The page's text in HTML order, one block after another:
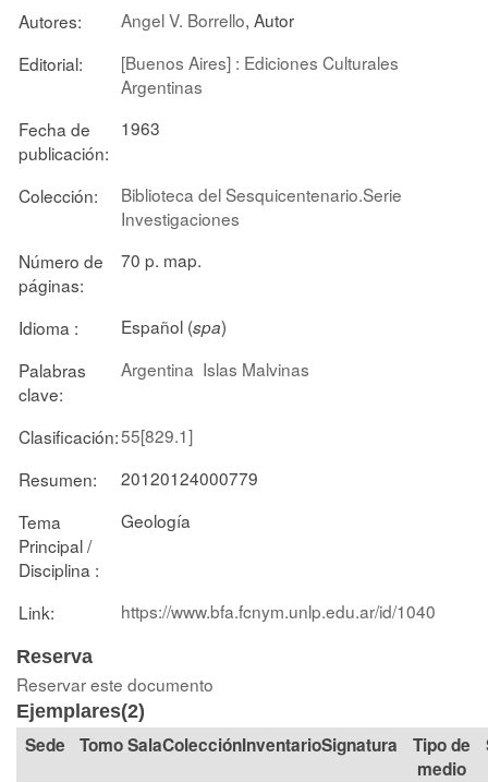
Autores: Angel V. Borrello, Autor
Editorial:
[Buenos Aires] : Ediciones Culturales
Argentinas
Fecha de
publicación:
1963
Colección:
Biblioteca del Sesquicentenario.Serie
Investigaciones
Número de
páginas:
70 p. map.
Idioma : Español (spa)
Palabras
clave:
Argentina Islas Malvinas
Clasificación:55[829.1]
Resumen:
20120124000779
Tema
Principal /
Disciplina :
Geología
Link: https://www.bfa.fcnym.unlp.edu.ar/id/1040
Reserva
Reservar este documento
Ejemplares(2)
Tomo SalaColección Signatura
Tipo de
medio